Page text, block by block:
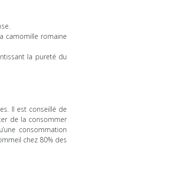
camomille romaine
la pureté du
Il est conseillé de
de la consommer
consommation
chez 80% des